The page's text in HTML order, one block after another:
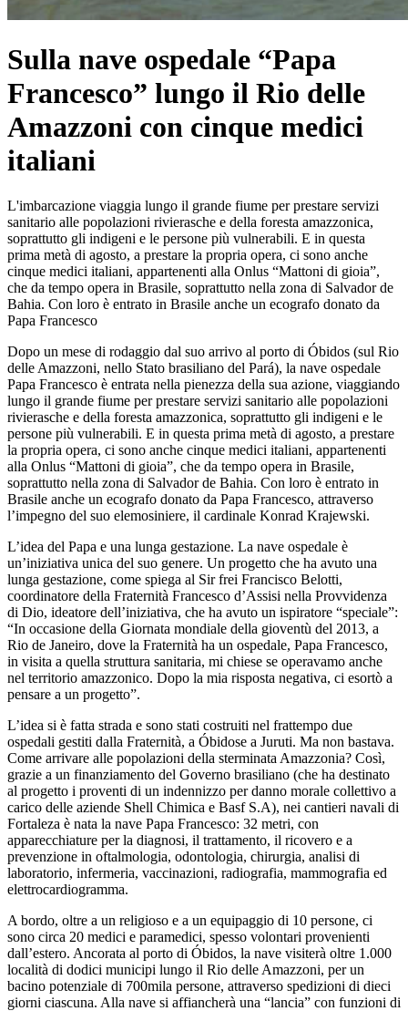
Sulla nave ospedale “Papa
Francesco” lungo il Rio delle
Amazzoni con cinque medici
italiani
L'imbarcazione viaggia lungo il grande fiume per prestare servizi
sanitario alle popolazioni rivierasche e della foresta amazzonica,
soprattutto gli indigeni e le persone più vulnerabili. E in questa
prima metà di agosto, a prestare la propria opera, ci sono anche
cinque medici italiani, appartenenti alla Onlus “Mattoni di gioia”,
che da tempo opera in Brasile, soprattutto nella zona di Salvador de
Bahia. Con loro è entrato in Brasile anche un ecografo donato da
Papa Francesco
Dopo un mese di rodaggio dal suo arrivo al porto di Óbidos (sul Rio
delle Amazzoni, nello Stato brasiliano del Pará), la nave ospedale
Papa Francesco è entrata nella pienezza della sua azione, viaggiando
lungo il grande fiume per prestare servizi sanitario alle popolazioni
rivierasche e della foresta amazzonica, soprattutto gli indigeni e le
persone più vulnerabili. E in questa prima metà di agosto, a prestare
la propria opera, ci sono anche cinque medici italiani, appartenenti
alla Onlus “Mattoni di gioia”, che da tempo opera in Brasile,
soprattutto nella zona di Salvador de Bahia. Con loro è entrato in
Brasile anche un ecografo donato da Papa Francesco, attraverso
l’impegno del suo elemosiniere, il cardinale Konrad Krajewski.
L’idea del Papa e una lunga gestazione. La nave ospedale è
un’iniziativa unica del suo genere. Un progetto che ha avuto una
lunga gestazione, come spiega al Sir frei Francisco Belotti,
coordinatore della Fraternità Francesco d’Assisi nella Provvidenza
di Dio, ideatore dell’iniziativa, che ha avuto un ispiratore “speciale”:
“In occasione della Giornata mondiale della gioventù del 2013, a
Rio de Janeiro, dove la Fraternità ha un ospedale, Papa Francesco,
in visita a quella struttura sanitaria, mi chiese se operavamo anche
nel territorio amazzonico. Dopo la mia risposta negativa, ci esortò a
pensare a un progetto”.
L’idea si è fatta strada e sono stati costruiti nel frattempo due
ospedali gestiti dalla Fraternità, a Óbidose a Juruti. Ma non bastava.
Come arrivare alle popolazioni della sterminata Amazzonia? Così,
grazie a un finanziamento del Governo brasiliano (che ha destinato
al progetto i proventi di un indennizzo per danno morale collettivo a
carico delle aziende Shell Chimica e Basf S.A), nei cantieri navali di
Fortaleza è nata la nave Papa Francesco: 32 metri, con
apparecchiature per la diagnosi, il trattamento, il ricovero e a
prevenzione in oftalmologia, odontologia, chirurgia, analisi di
laboratorio, infermeria, vaccinazioni, radiografia, mammografia ed
elettrocardiogramma.
A bordo, oltre a un religioso e a un equipaggio di 10 persone, ci
sono circa 20 medici e paramedici, spesso volontari provenienti
dall’estero. Ancorata al porto di Óbidos, la nave visiterà oltre 1.000
località di dodici municipi lungo il Rio delle Amazzoni, per un
bacino potenziale di 700mila persone, attraverso spedizioni di dieci
giorni ciascuna. Alla nave si affiancherà una “lancia” con funzioni di